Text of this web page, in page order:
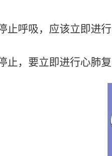
止呼吸，应该立即进
止，要立即进行心肺